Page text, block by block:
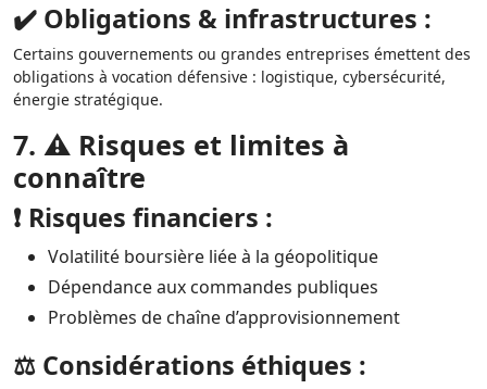
✔️ Obligations & infrastructures :
Certains gouvernements ou grandes entreprises émettent des
obligations à vocation défensive : logistique, cybersécurité,
énergie stratégique.
7. ⚠️ Risques et limites à
connaître
❗ Risques financiers :
Volatilité boursière liée à la géopolitique
Dépendance aux commandes publiques
Problèmes de chaîne d’approvisionnement
⚖️ Considérations éthiques :